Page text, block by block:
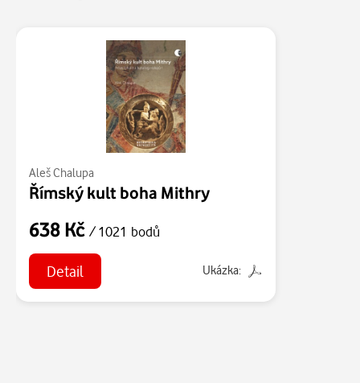
Aleš Chalupa
Římský kult boha Mithry
638 Kč / 1021 bodů
Detail Ukázka: